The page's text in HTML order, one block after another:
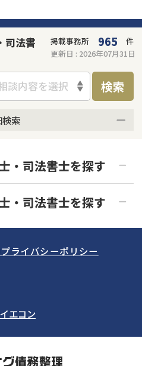
司法書
掲載事務所 965
件
更新日 : 2026年07月31日
談内容を選択 検索
検索
土日祝の相談可能
・司法書士を探す
青森県
宮城県
神奈川県
群馬県
山梨県
京都府
奈良県
石川県
・司法書士を探す
個人再生
カードローン・クレジッ
ト会社
奨学金
プライバシーポリシー
イエコン